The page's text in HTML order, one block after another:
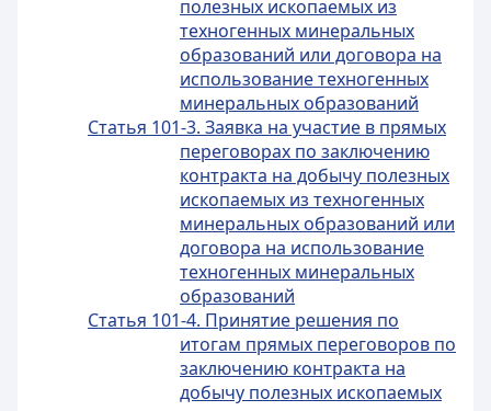
полезных ископаемых из
техногенных минеральных
образований или договора на
использование техногенных
минеральных образований
Статья 101-3. Заявка на участие в прямых
переговорах по заключению
контракта на добычу полезных
ископаемых из техногенных
минеральных образований или
договора на использование
техногенных минеральных
образований
Статья 101-4. Принятие решения по
итогам прямых переговоров по
заключению контракта на
добычу полезных ископаемых